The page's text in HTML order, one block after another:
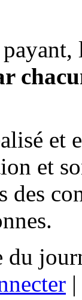
et
et
des
du
|